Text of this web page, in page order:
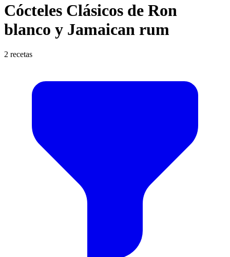
Cócteles Clásicos de Ron
blanco y Jamaican rum
2 recetas